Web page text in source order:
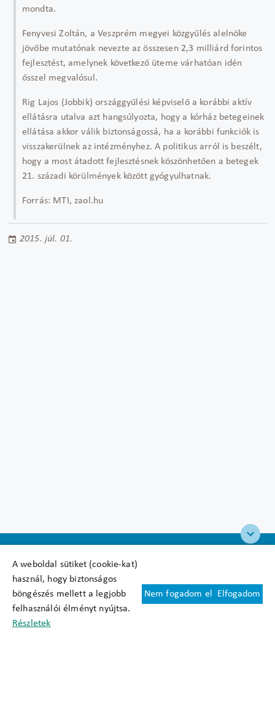
A weboldal sütiket (cookie-kat)
használ, hogy biztonságos
böngészés mellett a legjobb
felhasználói élményt nyújtsa.
Részletek
Nem fogadom el Elfogadom
mondta.
Fenyvesi Zoltán, a Veszprém megyei közgyűlés alelnöke
jövőbe mutatónak nevezte az összesen 2,3 milliárd forintos
fejlesztést, amelynek következő üteme várhatóan idén
ősszel megvalósul.
Rig Lajos (Jobbik) országgyűlési képviselő a korábbi aktív
ellátásra utalva azt hangsúlyozta, hogy a kórház betegeinek
ellátása akkor válik biztonságossá, ha a korábbi funkciók is
visszakerülnek az intézményhez. A politikus arról is beszélt,
hogy a most átadott fejlesztésnek köszönhetően a betegek
21. századi körülmények között gyógyulhatnak.
Forrás: MTI, zaol.hu
2015. júl. 01.
Felhasználási feltételek